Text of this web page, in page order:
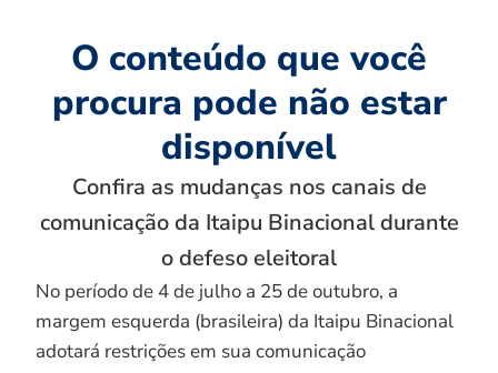
O conteúdo que você
procura pode não estar
disponível
Confira as mudanças nos canais de
comunicação da Itaipu Binacional durante
o defeso eleitoral
No período de 4 de julho a 25 de outubro, a
margem esquerda (brasileira) da Itaipu Binacional
adotará restrições em sua comunicação